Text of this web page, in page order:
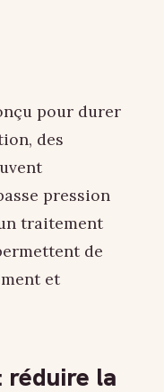
pour durer
des
pression
traitement
de
et
réduire la